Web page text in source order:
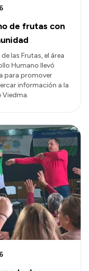
de frutas con
las Frutas, el área
Humano llevó
para promover
información a la
Viedma.